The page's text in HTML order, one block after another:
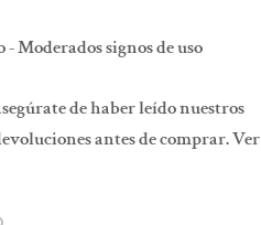
- Moderados signos de uso
de haber leído nuestros
antes de comprar. Ver